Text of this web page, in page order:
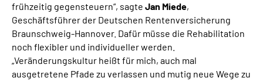
frühzeitig gegensteuern“, sagte Jan Miede,
Geschäftsführer der Deutschen Rentenversicherung
Braunschweig-Hannover. Dafür müsse die Rehabilitation
noch flexibler und individueller werden.
„Veränderungskultur heißt für mich, auch mal
ausgetretene Pfade zu verlassen und mutig neue Wege zu